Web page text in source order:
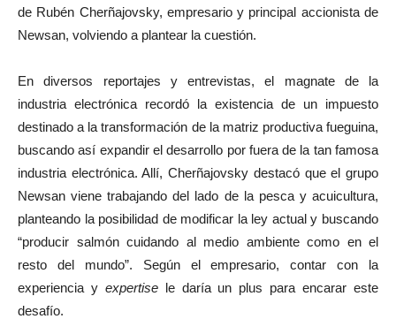
de Rubén Cherñajovsky, empresario y principal accionista de
Newsan, volviendo a plantear la cuestión.
En diversos reportajes y entrevistas, el magnate de la
industria electrónica recordó la existencia de un impuesto
destinado a la transformación de la matriz productiva fueguina,
buscando así expandir el desarrollo por fuera de la tan famosa
industria electrónica. Allí, Cherñajovsky destacó que el grupo
Newsan viene trabajando del lado de la pesca y acuicultura,
planteando la posibilidad de modificar la ley actual y buscando
“producir salmón cuidando al medio ambiente como en el
resto del mundo”. Según el empresario, contar con la
experiencia y expertisele daría un plus para encarar este
desafío.